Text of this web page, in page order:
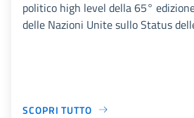
politico high level della 65°
delle Nazioni Unite sullo Status
SCOPRI TUTTO